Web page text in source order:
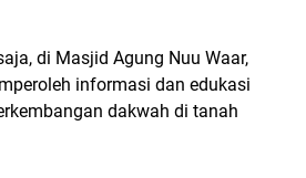
di Masjid Agung Nuu Waar,
informasi dan edukasi
dakwah di tanah